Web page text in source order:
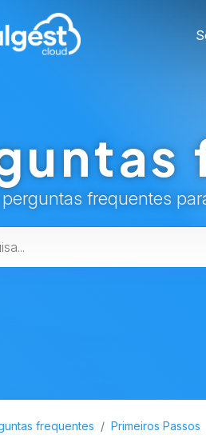
frequentes
frequentes Primeiros Passos